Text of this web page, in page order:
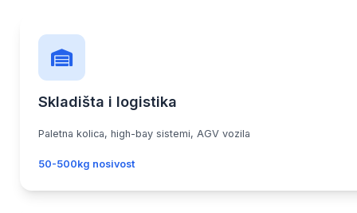
Skladišta i logistika
Paletna kolica, high-bay sistemi, AGV vozila
50-500kg nosivost